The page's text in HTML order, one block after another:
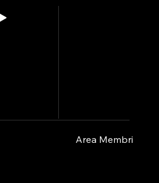
Area Membri